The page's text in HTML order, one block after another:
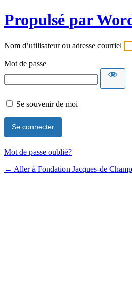
Propulsé par
Nom d’utilisateur ou adresse courriel
Mot de passe
Se souvenir de moi
Mot de passe oublié?
← Aller à Fondation Jacques-de